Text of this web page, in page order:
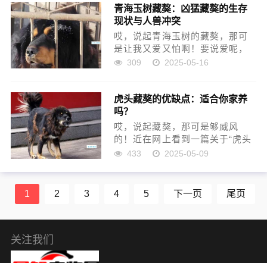
生。可前两年，我这鸡窝就出了
大问题，鸡一只一只地不见了，
开始...
青海玉树藏獒：凶猛藏獒的生存
现状与人兽冲突
哎，说起青海玉树的藏獒，那可
是让我又爱又怕啊！要说爱呢，
是因为它们那威风凛凛的气势，
是真的怕，毕竟是名声在外的藏
獒嘛，万一哪天不小心惹着了...
309 2025-05-16
虎头藏獒的优缺点：适合你家养
吗？
哎，说起藏獒，那可是够威风
的！近在网上看到一篇关于“虎头
藏獒”的文章，瞬间把我带回了以
说实话，我对动物啊，尤其是大
型犬，那是相当着迷。小时
433 2025-05-09
1 2 3 4 5 下一页 尾页
关注我们